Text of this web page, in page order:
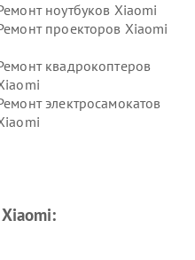
ноутбуков Xiaomi
проекторов Xiaomi
квадрокоптеров
электросамокатов
смарт-часов Xiaomi